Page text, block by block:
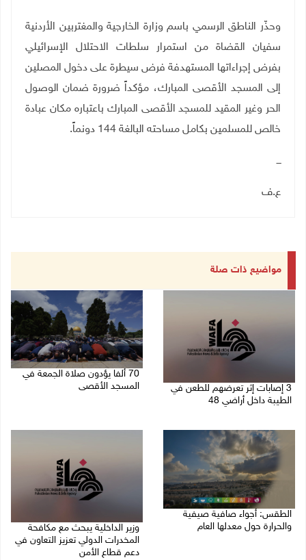
وحذّر الناطق الرسمي باسم وزارة الخارجية والمغتربين الأردنية
سفيان القضاة من استمرار سلطات الاحتلال الإسرائيلي
بفرض إجراءاتها المستهدفة فرض سيطرة على دخول المصلين
إلى المسجد الأقصى المبارك، مؤكداً ضرورة ضمان الوصول
الحر وغير المقيد للمسجد الأقصى المبارك باعتباره مكان عبادة
خالص للمسلمين بكامل مساحته البالغة 144 دونماً
.
ـــ
ع.ف
مواضيع ذات صلة
3 إصابات إثر تعرضهم للطعن في
الطيبة داخل أراضي 48
70 ألفا يؤدون صلاة الجمعة في
المسجد الأقصى
الطقس: أجواء صافية صيفية
والحرارة حول معدلها العام
وزير الداخلية يبحث مع مكافحة
المخدرات الدولي تعزيز التعاون في
دعم قطاع الأمن